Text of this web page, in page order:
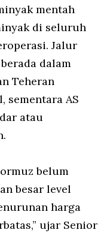
mentah
di seluruh
Jalur
dalam
Teheran
sementara AS
atau
belum
besar level
harga
ujar Senior